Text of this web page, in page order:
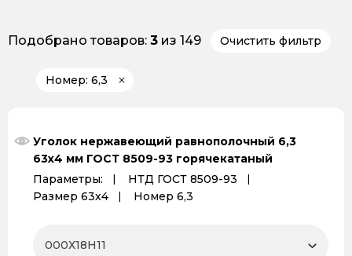
Подобрано товаров: 3 из 149 Очистить фильтр
Номер: 6,3
Уголок нержавеющий равнополочный 6,3
63х4 мм ГОСТ 8509-93 горячекатаный
Параметры:
НТД ГОСТ 8509-93
Размер 63х4
Номер 6,3